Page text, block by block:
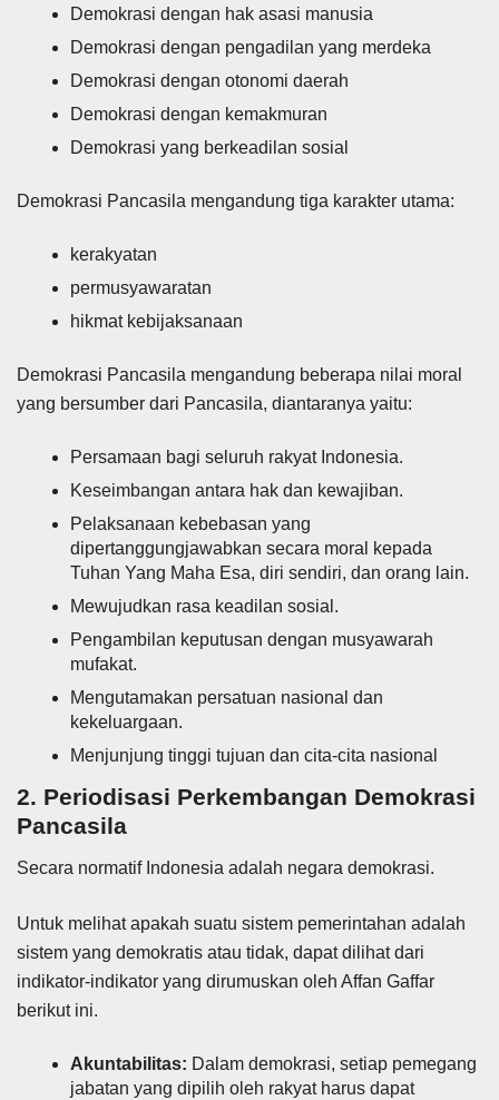
Demokrasi dengan hak asasi manusia
Demokrasi dengan pengadilan yang merdeka
Demokrasi dengan otonomi daerah
Demokrasi dengan kemakmuran
Demokrasi yang berkeadilan sosial
Demokrasi Pancasila mengandung tiga karakter utama:
kerakyatan
permusyawaratan
hikmat kebijaksanaan
Demokrasi Pancasila mengandung beberapa nilai moral
yang bersumber dari Pancasila, diantaranya yaitu:
Persamaan bagi seluruh rakyat Indonesia.
Keseimbangan antara hak dan kewajiban.
Pelaksanaan kebebasan yang
dipertanggungjawabkan secara moral kepada
Tuhan Yang Maha Esa, diri sendiri, dan orang lain.
Mewujudkan rasa keadilan sosial.
Pengambilan keputusan dengan musyawarah
mufakat.
Mengutamakan persatuan nasional dan
kekeluargaan.
Menjunjung tinggi tujuan dan cita-cita nasional
2. Periodisasi Perkembangan Demokrasi
Pancasila
Secara normatif Indonesia adalah negara demokrasi.
Untuk melihat apakah suatu sistem pemerintahan adalah
sistem yang demokratis atau tidak, dapat dilihat dari
indikator-indikator yang dirumuskan oleh Affan Gaffar
berikut ini.
Akuntabilitas: Dalam demokrasi, setiap pemegang
jabatan yang dipilih oleh rakyat harus dapat